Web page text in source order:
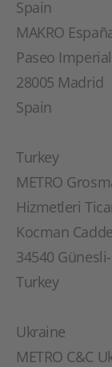
Spain
MAKRO
Paseo
28005 Madrid
Spain
Turkey
METRO
Hizmetleri
Kocman
34540
Turkey
Ukraine
METRO C&C